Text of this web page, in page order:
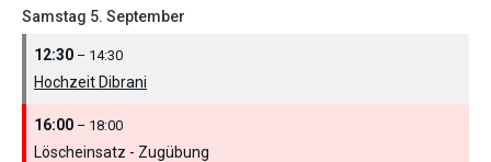
Samstag 5. September
12:30 – 14:30
Hochzeit Dibrani
16:00 – 18:00
Löscheinsatz - Zugübung